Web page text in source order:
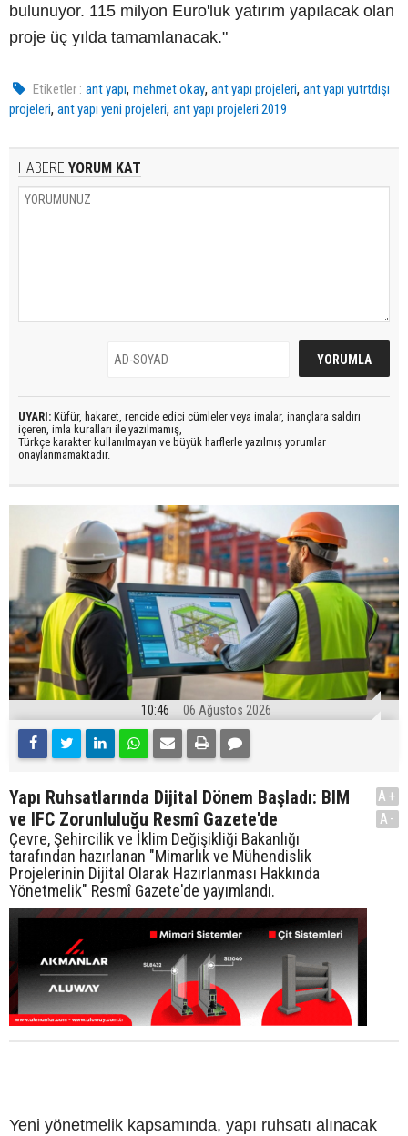
bulunuyor. 115 milyon Euro'luk yatırım yapılacak olan
proje üç yılda tamamlanacak."
Etiketler : ant yapı,mehmet okay,ant yapı projeleri,ant yapı yutrtdışı
projeleri, ant yapı yeni projeleri, ant yapı projeleri 2019
HABERE YORUM KAT
UYARI: Küfür, hakaret, rencide edici cümleler veya imalar, inançlara saldırı
içeren, imla kuralları ile yazılmamış,
Türkçe karakter kullanılmayan ve büyük harflerle yazılmış yorumlar
onaylanmamaktadır.
10:46 06 Ağustos 2026
Yapı Ruhsatlarında Dijital Dönem Başladı: BIM
ve IFC Zorunluluğu Resmî Gazete'de
Çevre, Şehircilik ve İklim Değişikliği Bakanlığı
tarafından hazırlanan "Mimarlık ve Mühendislik
Projelerinin Dijital Olarak Hazırlanması Hakkında
Yönetmelik" Resmî Gazete'de yayımlandı.
A+
A-
Yeni yönetmelik kapsamında, yapı ruhsatı alınacak